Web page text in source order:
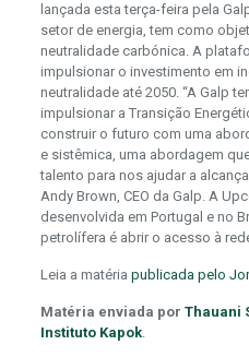
lançada esta terça-feira pela
setor de energia, tem como
neutralidade carbónica. A
impulsionar o investimento em
neutralidade até 2050. “A Galp
impulsionar a Transição
construir o futuro com uma
e sistêmica, uma abordagem
talento para nos ajudar a
Andy Brown, CEO da Galp. A
desenvolvida em Portugal e no
petrolífera é abrir o acesso à
Leia a matéria publicada pelo
Matéria enviada por Thauani
Instituto Kapok.